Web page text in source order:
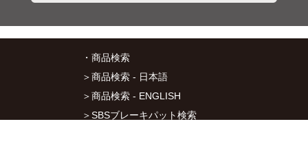
・商品検索
＞商品検索 - 日本語
＞商品検索 - ENGLISH
＞SBSブレーキパット検索